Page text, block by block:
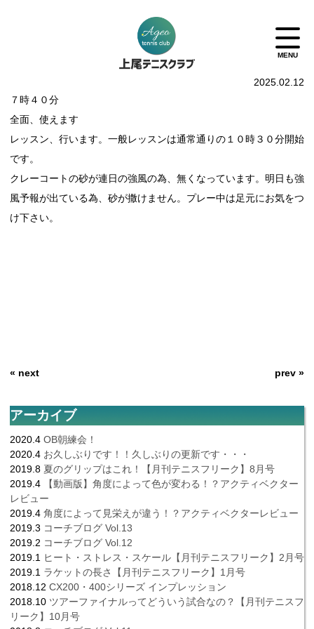
2025.02.12
７時４０分
全面、使えます
レッスン、行います。一般レッスンは通常通りの１０時３０分開始
です。
クレーコートの砂が連日の強風の為、無くなっています。明日も強
風予報が出ている為、砂が撒けません。プレー中は足元にお気をつ
け下さい。
« next prev »
アーカイブ
2020.4 OB朝練会！
2020.4 お久しぶりです！！久しぶりの更新です・・・
2019.8 夏のグリップはこれ！【月刊テニスフリーク】8月号
2019.4
【動画版】角度によって色が変わる！？アクティベクター
レビュー
2019.4 角度によって見栄えが違う！？アクティベクターレビュー
2019.3 コーチブログ Vol.13
2019.2 コーチブログ Vol.12
2019.1 ヒート・ストレス・スケール【月刊テニスフリーク】2月号
2019.1 ラケットの長さ【月刊テニスフリーク】1月号
2018.12 CX200・400シリーズ インプレッション
2018.10 ツアーファイナルってどういう試合なの？【月刊テニスフ
リーク】10月号